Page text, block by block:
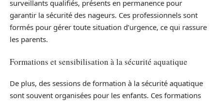
surveillants qualifiés, présents en permanence pour
garantir la sécurité des nageurs. Ces professionnels sont
formés pour gérer toute situation d’urgence, ce qui rassure
les parents.
Formations et sensibilisation à la sécurité aquatique
De plus, des sessions de formation à la sécurité aquatique
sont souvent organisées pour les enfants. Ces formations